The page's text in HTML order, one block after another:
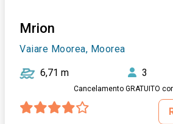
Mrion
Vaiare Moorea, Moorea
6,71 m 3
Cancelamento GRATUITO